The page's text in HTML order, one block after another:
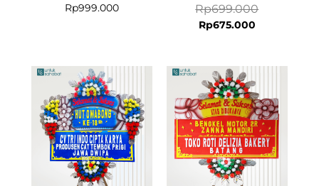
Rp999.000 Rp699.000
Rp675.000